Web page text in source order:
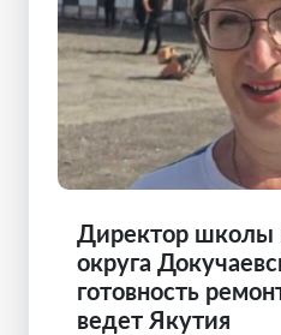
Директор школы
округа
готовность
ведет Якутия